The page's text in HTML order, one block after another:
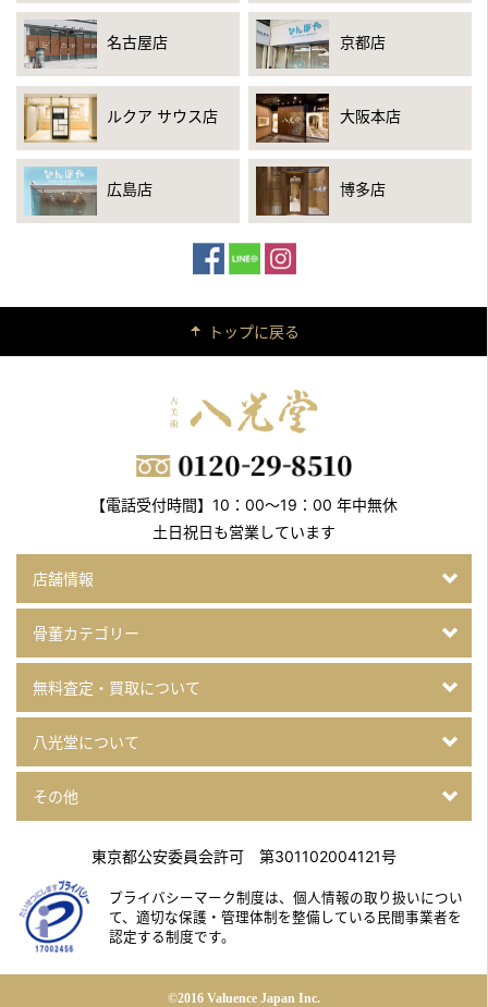
名古屋店 京都店
ルクア サウス店 大阪本店
広島店 博多店
トップに戻る
【電話受付時間】10：00～19：00 年中無休
土日祝日も営業しています
店舗情報
骨董カテゴリー
無料査定・買取について
八光堂について
その他
東京都公安委員会許可 第301102004121号
プライバシーマーク制度は、個人情報の取り扱いについ
て、適切な保護・管理体制を整備している民間事業者を
認定する制度です。
©2016 Valuence Japan Inc.